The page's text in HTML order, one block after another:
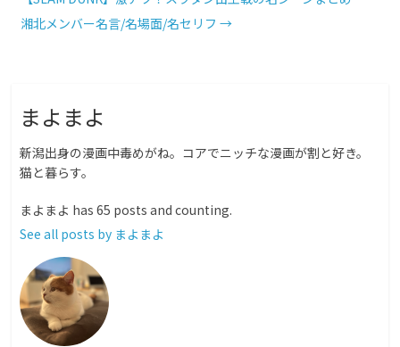
湘北メンバー名言/名場面/名セリフ→
まよまよ
新潟出身の漫画中毒めがね。コアでニッチな漫画が割と好き。
猫と暮らす。
まよまよ has 65 posts and counting.
See all posts by まよまよ